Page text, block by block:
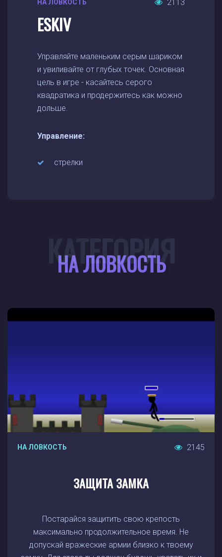
НА ЛОВКОСТЬ 2113
ESKIV
Управляйте маленьким серым шариком
и увиливайте от глубых точек. Основная
цель в игре - касайтесь серого
квадратика и продержитесь как можно
дольше.
Управление:
стрелки
НА ЛОВКОСТЬ
КАТЕГОРИЯ
НА ЛОВКОСТЬ 2145
ЗАЩИТА ЗАМКА
Постарайся защитить свою крепость
максимально продолжительное время. Не
допускай вражеские армии близко к твоему